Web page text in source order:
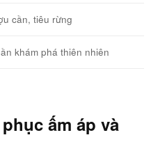
cần, tiêu rừng
khám phá thiên nhiên
ấm áp và